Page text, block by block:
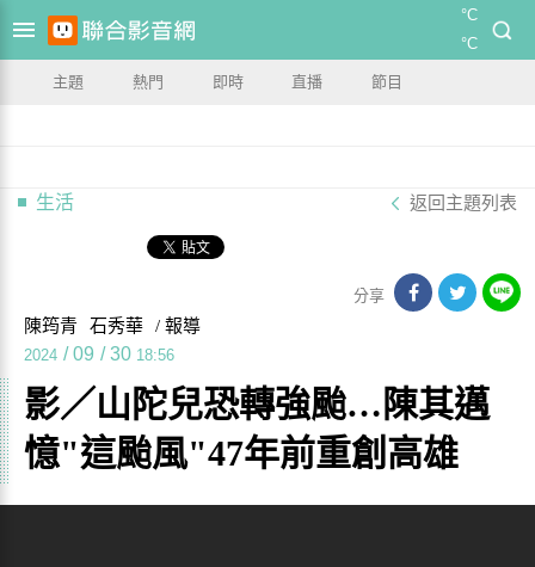
°C
°C
主題 熱門 即時 直播 節目
生活 返回主題列表
分享
陳筠青 石秀華 / 報導
2024 / 09 / 30 18:56
影／山陀兒恐轉強颱…陳其邁
憶"這颱風"47年前重創高雄